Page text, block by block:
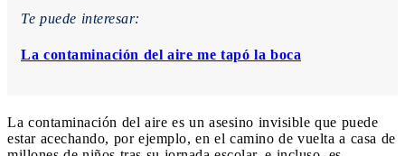
Te puede interesar:
La contaminación del aire me tapó la boca
La contaminación del aire es un asesino invisible que puede
estar acechando, por ejemplo, en el camino de vuelta a casa de